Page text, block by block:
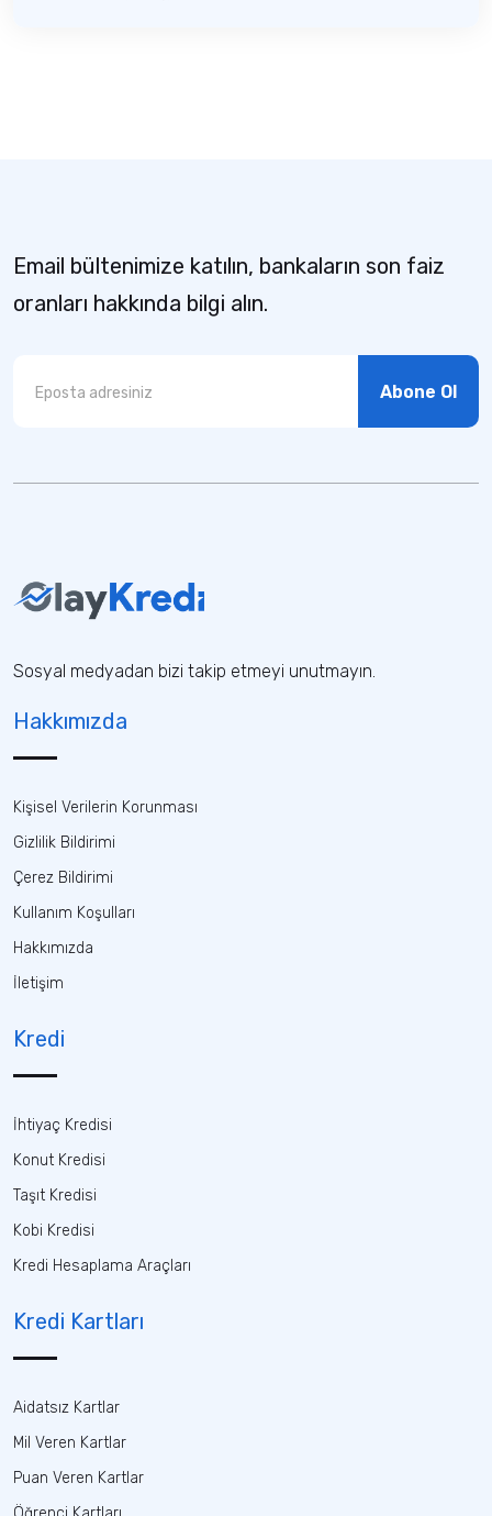
Email bültenimize katılın, bankaların son faiz
oranları hakkında bilgi alın.
Abone Ol
Sosyal medyadan bizi takip etmeyi unutmayın.
Hakkımızda
Kişisel Verilerin Korunması
Gizlilik Bildirimi
Çerez Bildirimi
Kullanım Koşulları
Hakkımızda
İletişim
Kredi
İhtiyaç Kredisi
Konut Kredisi
Taşıt Kredisi
Kobi Kredisi
Kredi Hesaplama Araçları
Kredi Kartları
Aidatsız Kartlar
Mil Veren Kartlar
Puan Veren Kartlar